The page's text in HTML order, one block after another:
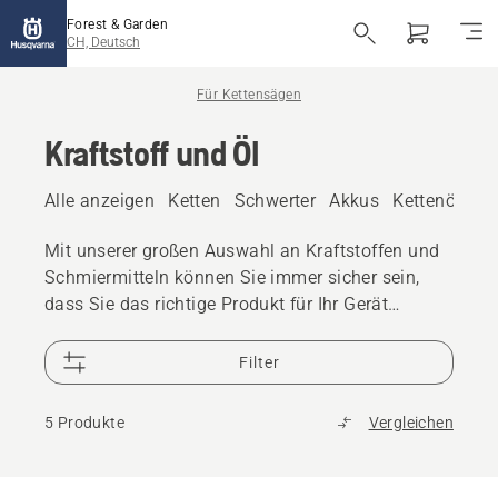
Forest & Garden
CH, Deutsch
Für Kettensägen
Kraftstoff und Öl
Alle anzeigen Ketten Schwerter Akkus Kettenöl
Mit unserer großen Auswahl an Kraftstoffen und
Schmiermitteln können Sie immer sicher sein,
dass Sie das richtige Produkt für Ihr Gerät
Filter
5 Produkte Vergleichen